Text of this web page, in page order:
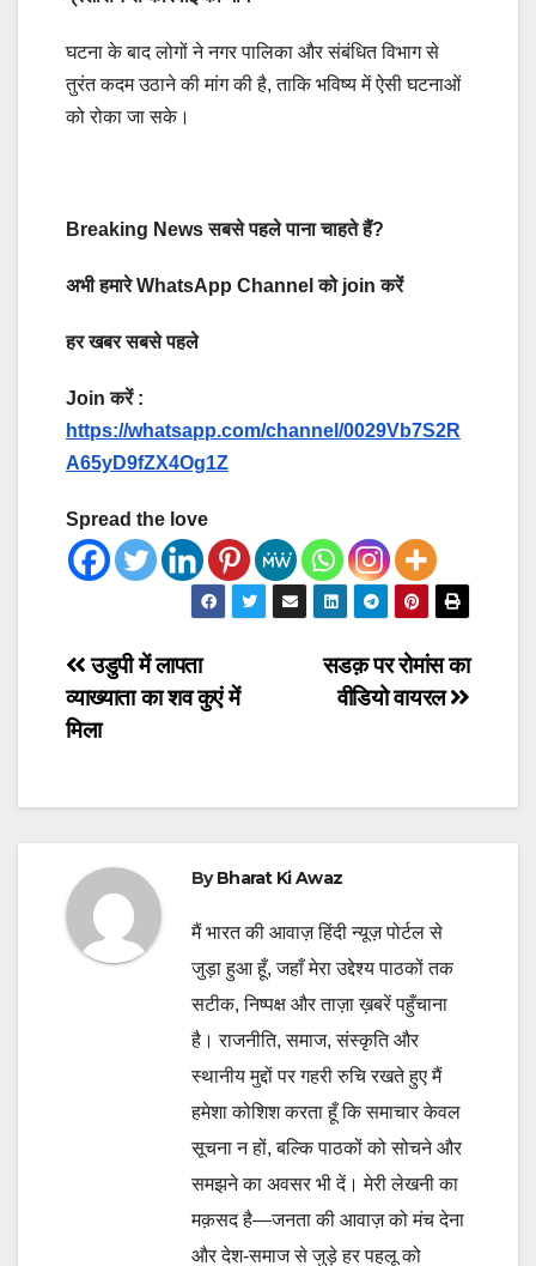
घटना के बाद लोगों ने नगर पालिका और संबंधित विभाग से
तुरंत कदम उठाने की मांग की है, ताकि भविष्य में ऐसी घटनाओं
को रोका जा सके।
Breaking News सबसे पहले पाना चाहते हैं?
अभी हमारे WhatsApp Channel को join करें
हर खबर सबसे पहले
Join करें :
https://whatsapp.com/channel/0029Vb7S2R
A65yD9fZX4Og1Z
Spread the love
Post
navigation
सडक़ पर रोमांस का
वीडियो वायरल
उडुपी में लापता
व्याख्याता का शव कुएं में
मिला
ByBharat Ki Awaz
मैं भारत की आवाज़ हिंदी न्यूज़ पोर्टल से
जुड़ा हुआ हूँ, जहाँ मेरा उद्देश्य पाठकों तक
सटीक, निष्पक्ष और ताज़ा ख़बरें पहुँचाना
है। राजनीति, समाज, संस्कृति और
स्थानीय मुद्दों पर गहरी रुचि रखते हुए मैं
हमेशा कोशिश करता हूँ कि समाचार केवल
सूचना न हों, बल्कि पाठकों को सोचने और
समझने का अवसर भी दें। मेरी लेखनी का
मक़सद है—जनता की आवाज़ को मंच देना
और देश-समाज से जुड़े हर पहलू को